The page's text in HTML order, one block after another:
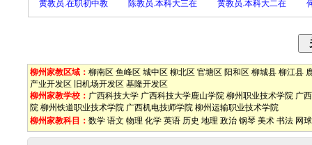
黄教员.在职初中教 陈教员.本科大三在 黄教员.本科大二在
柳州家教区域： 柳南区 鱼峰区 城中区 柳北区 官塘区 阳和区 柳城县 柳江县
产业开发区
旧机场开发区 基隆开发区
柳州家教学校： 广西科技大学 广西科技大学鹿山学院 柳州职业技术学院 广
院 柳州铁道职业技术学院 广西机电技师学院 柳州运输职业技术学院
柳州家教科目： 数学 语文 物理 化学 英语 历史 地理 政治 钢琴 美术 书法 网球